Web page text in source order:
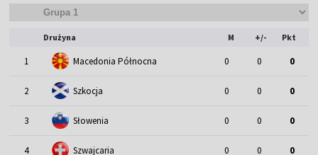
Drużyna M +/- Pkt
1 Macedonia Północna 0 0 0
2 Szkocja 0 0 0
3 Słowenia 0 0 0
4 Szwajcaria 0 0 0